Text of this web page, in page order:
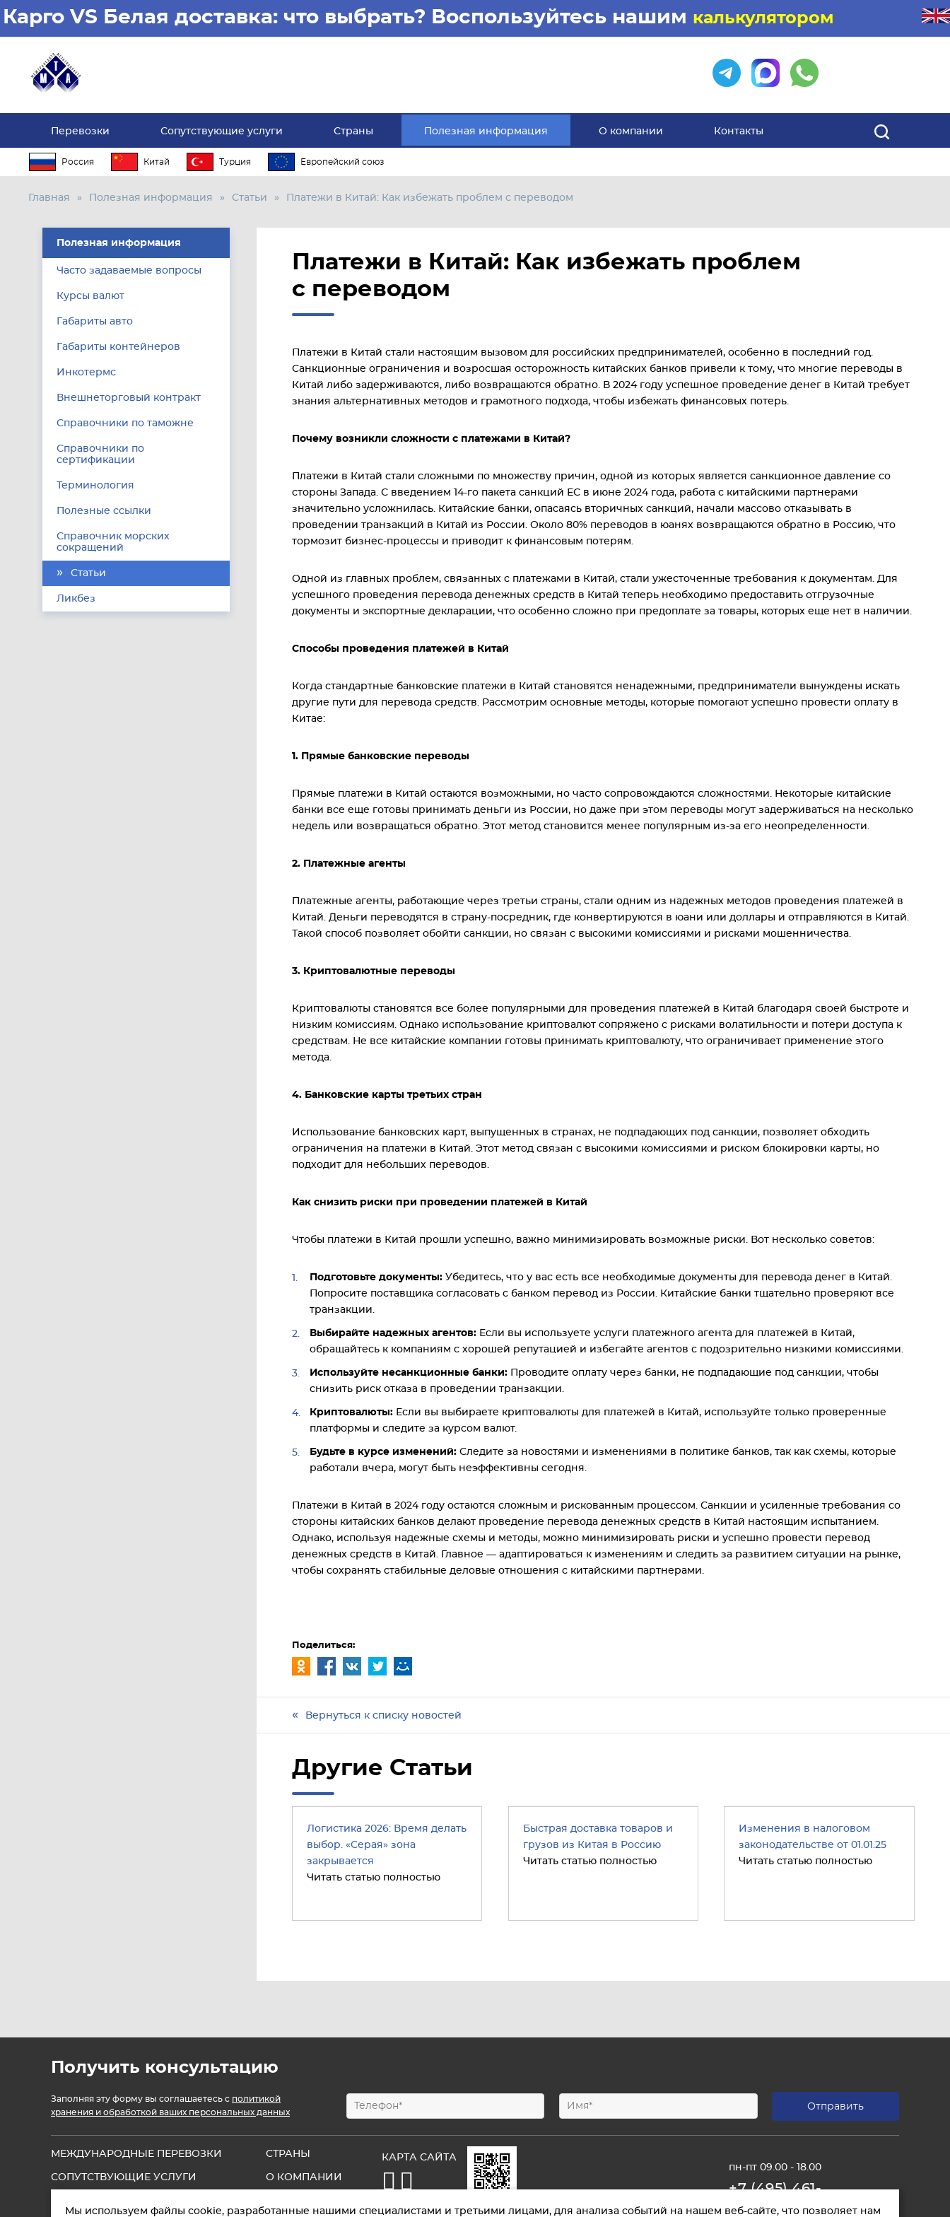
Карго VS Белая доставка: что выбрать? Воспользуйтесь нашим калькулятором
Перевозки Сопутствующие услуги Страны Полезная информация О компании Контакты
Россия Китай Турция Европейский союз
Главная Полезная информация Статьи Платежи в Китай: Как избежать проблем с переводом
Полезная информация
Часто задаваемые вопросы
Курсы валют
Габариты авто
Габариты контейнеров
Инкотермс
Внешнеторговый контракт
Справочники по таможне
Справочники по
сертификации
Терминология
Полезные ссылки
Справочник морских
сокращений
Статьи
Ликбез
Платежи в Китай: Как избежать проблем
с переводом
Платежи в Китай стали настоящим вызовом для российских предпринимателей, особенно в последний год.
Санкционные ограничения и возросшая осторожность китайских банков привели к тому, что многие переводы в
Китай либо задерживаются, либо возвращаются обратно. В 2024 году успешное проведение денег в Китай требует
знания альтернативных методов и грамотного подхода, чтобы избежать финансовых потерь.
Почему возникли сложности с платежами в Китай?
Платежи в Китай стали сложными по множеству причин, одной из которых является санкционное давление со
стороны Запада. С введением 14-го пакета санкций ЕС в июне 2024 года, работа с китайскими партнерами
значительно усложнилась. Китайские банки, опасаясь вторичных санкций, начали массово отказывать в
проведении транзакций в Китай из России. Около 80% переводов в юанях возвращаются обратно в Россию, что
тормозит бизнес-процессы и приводит к финансовым потерям.
Одной из главных проблем, связанных с платежами в Китай, стали ужесточенные требования к документам. Для
успешного проведения перевода денежных средств в Китай теперь необходимо предоставить отгрузочные
документы и экспортные декларации, что особенно сложно при предоплате за товары, которых еще нет в наличии.
Способы проведения платежей в Китай
Когда стандартные банковские платежи в Китай становятся ненадежными, предприниматели вынуждены искать
другие пути для перевода средств. Рассмотрим основные методы, которые помогают успешно провести оплату в
Китае:
1. Прямые банковские переводы
Прямые платежи в Китай остаются возможными, но часто сопровождаются сложностями. Некоторые китайские
банки все еще готовы принимать деньги из России, но даже при этом переводы могут задерживаться на несколько
недель или возвращаться обратно. Этот метод становится менее популярным из-за его неопределенности.
2. Платежные агенты
Платежные агенты, работающие через третьи страны, стали одним из надежных методов проведения платежей в
Китай. Деньги переводятся в страну-посредник, где конвертируются в юани или доллары и отправляются в Китай.
Такой способ позволяет обойти санкции, но связан с высокими комиссиями и рисками мошенничества.
3. Криптовалютные переводы
Криптовалюты становятся все более популярными для проведения платежей в Китай благодаря своей быстроте и
низким комиссиям. Однако использование криптовалют сопряжено с рисками волатильности и потери доступа к
средствам. Не все китайские компании готовы принимать криптовалюту, что ограничивает применение этого
метода.
4. Банковские карты третьих стран
Использование банковских карт, выпущенных в странах, не подпадающих под санкции, позволяет обходить
ограничения на платежи в Китай. Этот метод связан с высокими комиссиями и риском блокировки карты, но
подходит для небольших переводов.
Как снизить риски при проведении платежей в Китай
Чтобы платежи в Китай прошли успешно, важно минимизировать возможные риски. Вот несколько советов:
Подготовьте документы:Убедитесь, что у вас есть все необходимые документы для перевода денег в Китай.
Попросите поставщика согласовать с банком перевод из России. Китайские банки тщательно проверяют все
транзакции.
Выбирайте надежных агентов:Если вы используете услуги платежного агента для платежей в Китай,
обращайтесь к компаниям с хорошей репутацией и избегайте агентов с подозрительно низкими комиссиями.
Используйте несанкционные банки:Проводите оплату через банки, не подпадающие под санкции, чтобы
снизить риск отказа в проведении транзакции.
Криптовалюты:Если вы выбираете криптовалюты для платежей в Китай, используйте только проверенные
платформы и следите за курсом валют.
Будьте в курсе изменений:Следите за новостями и изменениями в политике банков, так как схемы, которые
работали вчера, могут быть неэффективны сегодня.
Платежи в Китай в 2024 году остаются сложным и рискованным процессом. Санкции и усиленные требования со
стороны китайских банков делают проведение перевода денежных средств в Китай настоящим испытанием.
Однако, используя надежные схемы и методы, можно минимизировать риски и успешно провести перевод
денежных средств в Китай. Главное — адаптироваться к изменениям и следить за развитием ситуации на рынке,
чтобы сохранять стабильные деловые отношения с китайскими партнерами.
Поделиться:
Вернуться к списку новостей
Другие Статьи
Логистика 2026: Время делать
выбор. «Серая» зона
закрывается
Читать статью полностью
Быстрая доставка товаров и
грузов из Китая в Россию
Читать статью полностью
Изменения в налоговом
законодательстве от 01.01.25
Читать статью полностью
Получить консультацию
Заполняя эту форму вы соглашаетесь с политикой
хранения и обработкой ваших персональных данных
МЕЖДУНАРОДНЫЕ ПЕРЕВОЗКИ СТРАНЫ
СОПУТСТВУЮЩИЕ УСЛУГИ О КОМПАНИИ
КАРТА САЙТА
пн-пт 09.00 - 18.00
+7 (495) 461-
01-11
Мы используем файлы cookie, разработанные нашими специалистами и третьими лицами, для анализа событий на нашем веб-сайте, что позволяет нам